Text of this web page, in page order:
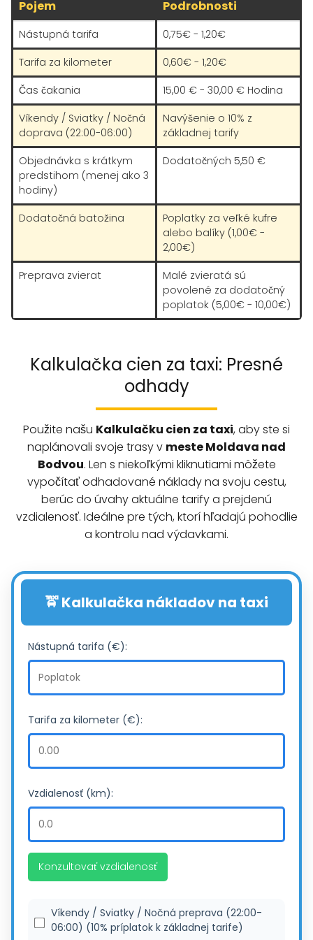
Pojem Podrobnosti
Nástupná tarifa
0,75€ - 1,20€
Tarifa za kilometer
0,60€ - 1,20€
Čas čakania
15,00 € - 30,00 € Hodina
Víkendy / Sviatky / Nočná
doprava (22:00-06:00)
Navýšenie o 10% z
základnej tarify
Objednávka s krátkym
predstihom (menej ako 3
hodiny)
Dodatočných 5,50 €
Dodatočná batožina
Poplatky za veľké kufre
alebo balíky (1,00€ -
2,00€)
Preprava zvierat
Malé zvieratá sú
povolené za dodatočný
poplatok (5,00€ - 10,00€)
Kalkulačka cien za taxi: Presné
odhady
Použite našu Kalkulačku cien za taxi, aby ste si
naplánovali svoje trasy v meste Moldava nad
Bodvou. Len s niekoľkými kliknutiami môžete
vypočítať odhadované náklady na svoju cestu,
berúc do úvahy aktuálne tarify a prejdenú
vzdialenosť. Ideálne pre tých, ktorí hľadajú pohodlie
a kontrolu nad výdavkami.
🚖 Kalkulačka nákladov na taxi
Nástupná tarifa (€):
Tarifa za kilometer (€):
Vzdialenosť (km):
Konzultovať vzdialenosť
Víkendy / Sviatky / Nočná preprava (22:00-
06:00) (10% príplatok k základnej tarife)